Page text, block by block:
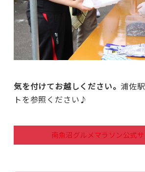
気を付けてお越しください。 浦佐
トを参照ください♪
南魚沼グルメマラソン公式